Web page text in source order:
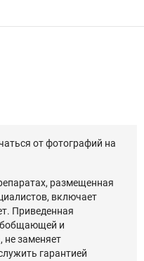
от фотографий на
размещенная
включает
Приведенная
и
не заменяет
гарантией